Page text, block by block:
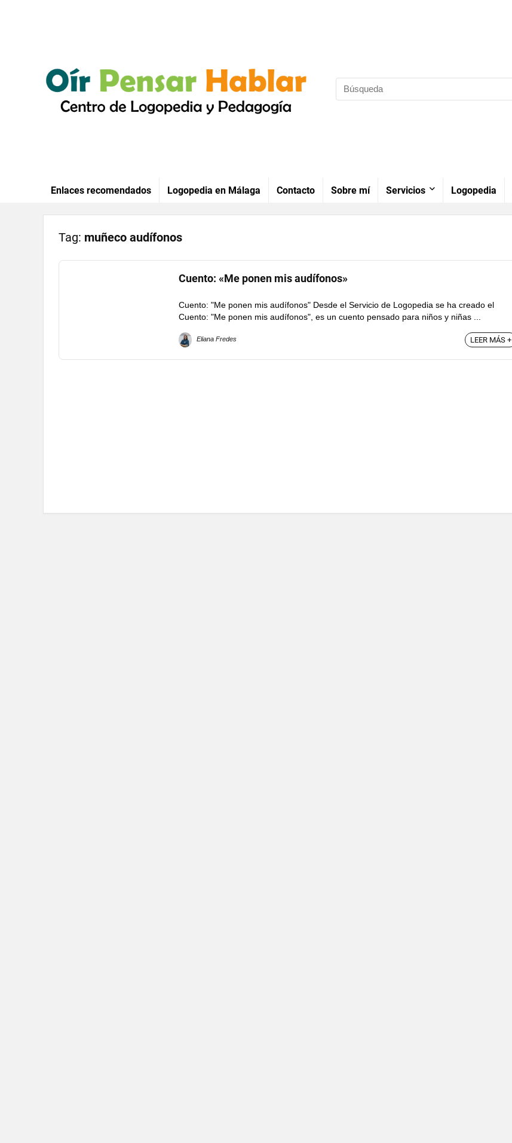
Enlaces recomendados Logopedia en Málaga Contacto Sobre mí Servicios Logopedia
Tag: muñeco audífonos
Cuento: «Me ponen mis audífonos»
Cuento: "Me ponen mis audífonos" Desde el Servicio de Logopedia se ha creado el
Cuento: "Me ponen mis audífonos", es un cuento pensado para niños y niñas ...
Eliana Fredes LEER MÁS +